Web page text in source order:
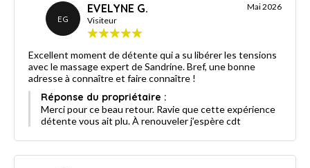
EG
EVELYNE G.
Visiteur
Mai 2026
Excellent moment de détente qui a su libérer les tensions
avec le massage expert de Sandrine. Bref, une bonne
adresse à connaître et faire connaître !
Réponse du propriétaire :
Merci pour ce beau retour. Ravie que cette expérience
détente vous ait plu. À renouveler j’espère cdt